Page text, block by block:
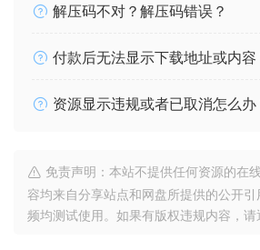
解压码不对？解压码错误？
付款后无法显示下载地址或内容
资源显示违规或者已取消怎么办
免责声明：本站不提供任何资源的在
容均来自分享站点和网盘所提供的公开
频均测试使用。如果有版权违规内容，请